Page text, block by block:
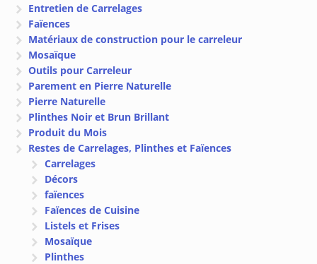
Entretien de Carrelages
Faïences
Matériaux de construction pour le carreleur
Mosaïque
Outils pour Carreleur
Parement en Pierre Naturelle
Pierre Naturelle
Plinthes Noir et Brun Brillant
Produit du Mois
Restes de Carrelages, Plinthes et Faïences
Carrelages
Décors
faïences
Faïences de Cuisine
Listels et Frises
Mosaïque
Plinthes